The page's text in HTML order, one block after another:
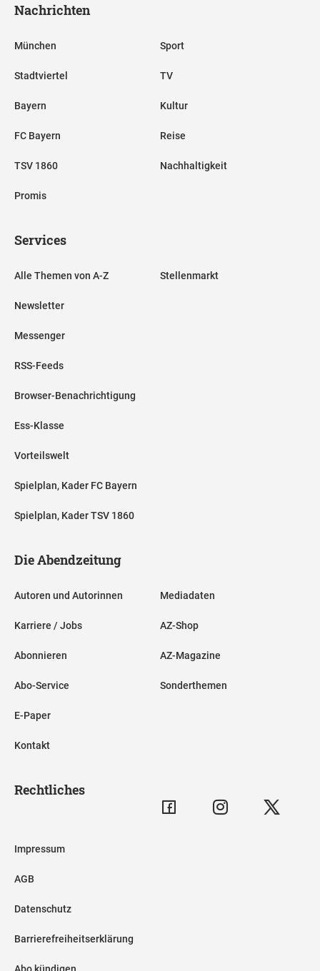
Nachrichten
München
Stadtviertel
Bayern
FC Bayern
TSV 1860
Promis
Sport
TV
Kultur
Reise
Nachhaltigkeit
Services
Alle Themen von A-Z
Newsletter
Messenger
RSS-Feeds
Browser-Benachrichtigung
Ess-Klasse
Vorteilswelt
Spielplan, Kader FC Bayern
Spielplan, Kader TSV 1860
Stellenmarkt
Die Abendzeitung
Autoren und Autorinnen
Karriere / Jobs
Abonnieren
Abo-Service
E-Paper
Kontakt
Mediadaten
AZ-Shop
AZ-Magazine
Sonderthemen
Rechtliches
Impressum
AGB
Datenschutz
Barrierefreiheitserklärung
Abo kündigen